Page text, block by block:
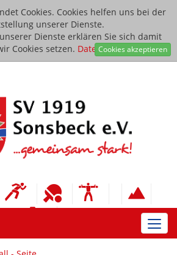
Cookies. Cookies helfen uns bei der
unserer Dienste.
Dienste erklären Sie sich damit
Cookies setzen. Datenschutzerklärung
Cookies akzeptieren